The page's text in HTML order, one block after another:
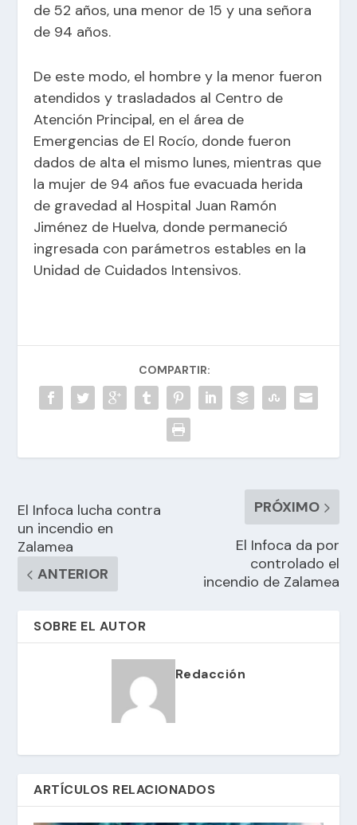
de 52 años, una menor de 15 y una señora
de 94 años.
De este modo, el hombre y la menor fueron
atendidos y trasladados al Centro de
Atención Principal, en el área de
Emergencias de El Rocío, donde fueron
dados de alta el mismo lunes, mientras que
la mujer de 94 años fue evacuada herida
de gravedad al Hospital Juan Ramón
Jiménez de Huelva, donde permaneció
ingresada con parámetros estables en la
Unidad de Cuidados Intensivos.
COMPARTIR:
El Infoca lucha contra
un incendio en
Zalamea
ANTERIOR
PRÓXIMO
El Infoca da por
controlado el
incendio de Zalamea
SOBRE EL AUTOR
Redacción
ARTÍCULOS RELACIONADOS